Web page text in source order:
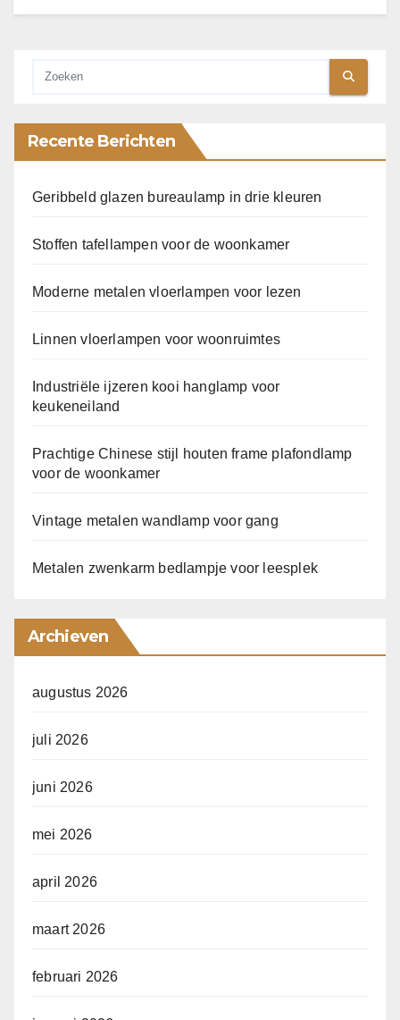
Recente Berichten
Geribbeld glazen bureaulamp in drie kleuren
Stoffen tafellampen voor de woonkamer
Moderne metalen vloerlampen voor lezen
Linnen vloerlampen voor woonruimtes
Industriële ijzeren kooi hanglamp voor
keukeneiland
Prachtige Chinese stijl houten frame plafondlamp
voor de woonkamer
Vintage metalen wandlamp voor gang
Metalen zwenkarm bedlampje voor leesplek
Archieven
augustus 2026
juli 2026
juni 2026
mei 2026
april 2026
maart 2026
februari 2026